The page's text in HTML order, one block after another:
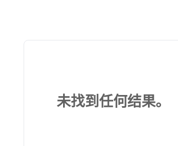
未找到任何结果。